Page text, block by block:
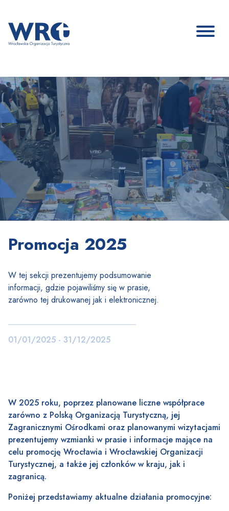
Promocja 2025
W tej sekcji prezentujemy podsumowanie
informacji, gdzie pojawiliśmy się w prasie,
zarówno tej drukowanej jak i elektronicznej.
01/01/2025 - 31/12/2025
W 2025 roku, poprzez planowane liczne współprace
zarówno z Polską Organizacją Turystyczną, jej
Zagranicznymi Ośrodkami oraz planowanymi wizytacjami
prezentujemy wzmianki w prasie i informacje mające na
celu promocję Wrocławia i Wrocławskiej Organizacji
Turystycznej, a także jej członków w kraju, jak i
zagranicą.
Poniżej przedstawiamy aktualne działania promocyjne: